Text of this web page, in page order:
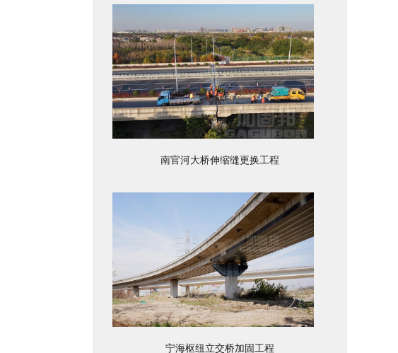
南官河大桥伸缩缝更换工程
宁海枢纽立交桥加固工程